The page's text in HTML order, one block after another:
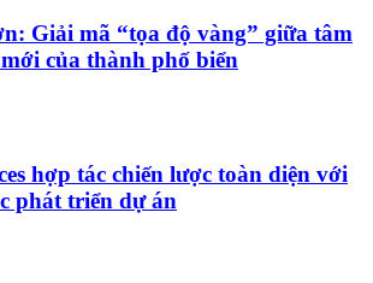
Giải mã “tọa độ vàng” giữa tâm
của thành phố biển
hợp tác chiến lược toàn diện với
phát triển dự án